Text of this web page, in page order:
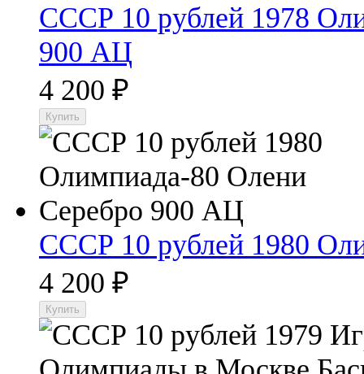
СССР 10 рублей 1978
900 АЦ
4 200 ₽
СССР 10 рублей 1980
4 200 ₽